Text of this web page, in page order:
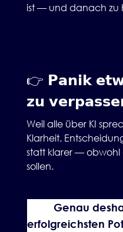
ist — und danach zu
👉 𝗣𝗮𝗻𝗶𝗸
𝘇𝘂
Weil alle über KI
Klarheit.
statt klarer — obwohl
sollen.
Genau
erfolgreichsten